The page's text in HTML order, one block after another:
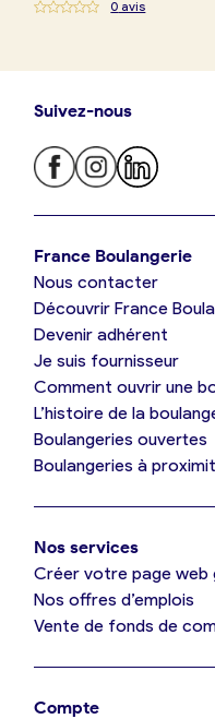
Je trouve ma
Je suis boulanger
Je découvre
Mes tarifs
Je référence ma
Offres d’emploi
0 avis
Suivez-nous
France Boulangerie
Nous contacter
Découvrir France
Devenir adhérent
Je suis fournisseur
Comment ouvrir une
L’histoire de la
Boulangeries ouvertes
Boulangeries à
Nos services
Créer votre page web
Nos offres d’emplois
Vente de fonds de
Compte